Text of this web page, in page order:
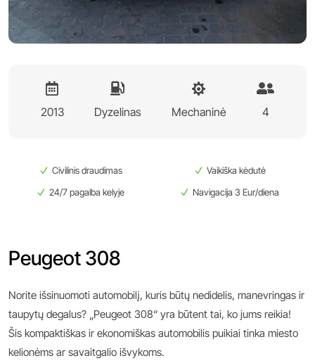

2013

Dyzelinas

Mechaninė

4
N Civilinis draudimas
N 24/7 pagalba kelyje
N Vaikiška kėdutė
N Navigacija 3 Eur/diena
Peugeot 308
Norite išsinuomoti automobilį, kuris būtų nedidelis, manevringas ir
taupytų degalus? „Peugeot 308“ yra būtent tai, ko jums reikia!
Šis kompaktiškas ir ekonomiškas automobilis puikiai tinka miesto
kelionėms ar savaitgalio išvykoms.